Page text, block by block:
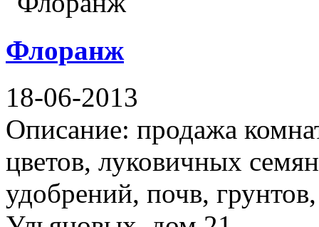
Флоранж
18-06-2013
Описание: продажа
цветов, луковичных
удобрений, почв,